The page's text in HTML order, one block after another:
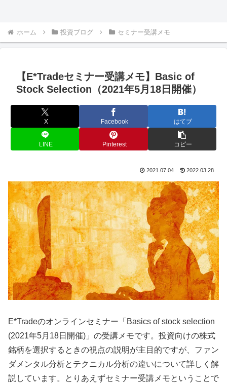
ホーム 投資ブログ セミナー受講メモ
【E*Tradeセミナー受講メモ】Basic of
Stock Selection（2021年5月18日開催）
X Facebook はてブ
LINE Pinterest コピー
2021.07.04 2022.03.28
E*Tradeのオンラインセミナー「Basics of stock selection
(2021年5月18日開催)」の受講メモです。投資向けの株式
銘柄を選択するときの視点の説明が主目的ですが、ファン
ダメンタル分析とテクニカル分析の違いについて詳しく解
説しています。とりあえずセミナー受講メモということで